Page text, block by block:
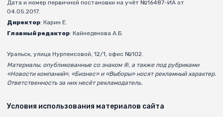
Дата и номер первичной постановки на учёт №16487-ИА от
04.05.2017.
Директор: Карин Е.
Главный редактор: Кайнеденова А.Б.
Уральск, улица Нурпеисовой, 12/1, офис №102.
Материалы, опубликованные со знаком ®, а также под рубриками
«Новости компаний», «Бизнес» и «Выборы» носят рекламный характер.
Ответственность за них несёт рекламодатель.
Условия использования материалов сайта